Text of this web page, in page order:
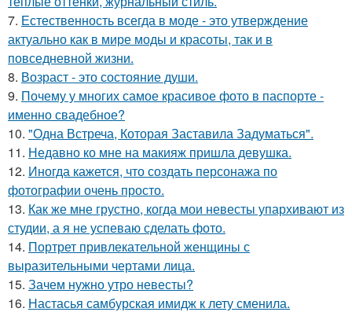
7. Естественность всегда в моде - это утверждение
актуально как в мире моды и красоты, так и в
повседневной жизни.
8. Возраст - это состояние души.
9. Почему у многих самое красивое фото в паспорте -
именно свадебное?
10. "Одна Встреча, Которая Заставила Задуматься".
11. Недавно ко мне на макияж пришла девушка.
12. Иногда кажется, что создать персонажа по
фотографии очень просто.
13. Как же мне грустно, когда мои невесты упархивают из
студии, а я не успеваю сделать фото.
14. Портрет привлекательной женщины с
выразительными чертами лица.
15. Зачем нужно утро невесты?
16. Настасья самбурская имидж к лету сменила.